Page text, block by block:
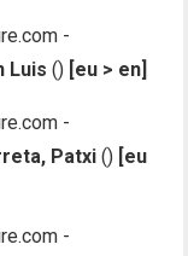
-
Luis () [eu > en]
-
Patxi () [eu
-